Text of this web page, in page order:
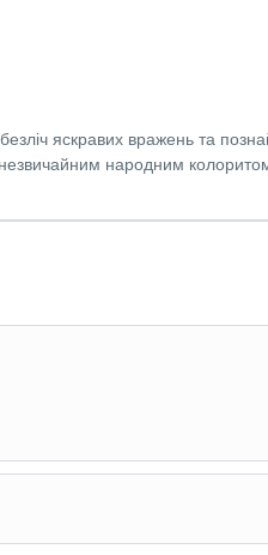
яскравих вражень та
народним